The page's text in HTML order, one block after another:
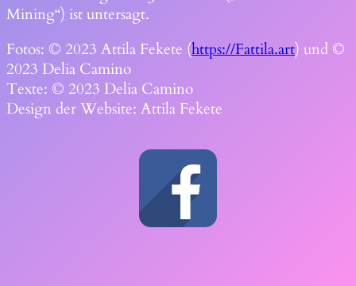
Mining“) ist untersagt.
Fotos: © 2023 Attila Fekete (https://Fattila.art) und ©
2023 Delia Camino
Texte: © 2023 Delia Camino
Design der Website: Attila Fekete